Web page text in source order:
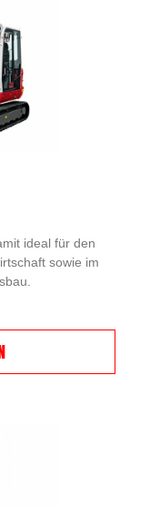
ideal für den
sowie im